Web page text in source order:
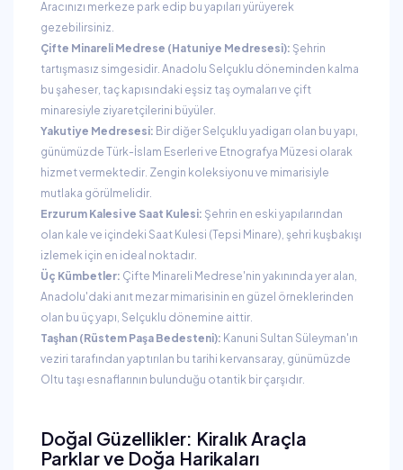
Aracınızı merkeze park edip bu yapıları yürüyerek
gezebilirsiniz.
Çifte Minareli Medrese (Hatuniye Medresesi): Şehrin
tartışmasız simgesidir. Anadolu Selçuklu döneminden kalma
bu şaheser, taç kapısındaki eşsiz taş oymaları ve çift
minaresiyle ziyaretçilerini büyüler.
Yakutiye Medresesi: Bir diğer Selçuklu yadigarı olan bu yapı,
günümüzde Türk-İslam Eserleri ve Etnografya Müzesi olarak
hizmet vermektedir. Zengin koleksiyonu ve mimarisiyle
mutlaka görülmelidir.
Erzurum Kalesi ve Saat Kulesi: Şehrin en eski yapılarından
olan kale ve içindeki Saat Kulesi (Tepsi Minare), şehri kuşbakışı
izlemek için en ideal noktadır.
Üç Kümbetler: Çifte Minareli Medrese'nin yakınında yer alan,
Anadolu'daki anıt mezar mimarisinin en güzel örneklerinden
olan bu üç yapı, Selçuklu dönemine aittir.
Taşhan (Rüstem Paşa Bedesteni): Kanuni Sultan Süleyman'ın
veziri tarafından yaptırılan bu tarihi kervansaray, günümüzde
Oltu taşı esnaflarının bulunduğu otantik bir çarşıdır.
Doğal Güzellikler: Kiralık Araçla
Parklar ve Doğa Harikaları